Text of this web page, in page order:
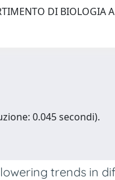
DI BIOLOGIA
0.045 secondi).
trends in